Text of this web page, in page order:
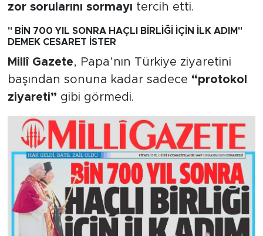
zor sorularını sormayı tercih etti.
" BİN 700 YIL SONRA HAÇLI BİRLİĞİ İÇİN İLK ADIM"
DEMEK CESARET İSTER
Millî Gazete, Papa’nın Türkiye ziyaretini
başından sonuna kadar sadece “protokol
ziyareti” gibi görmedi.